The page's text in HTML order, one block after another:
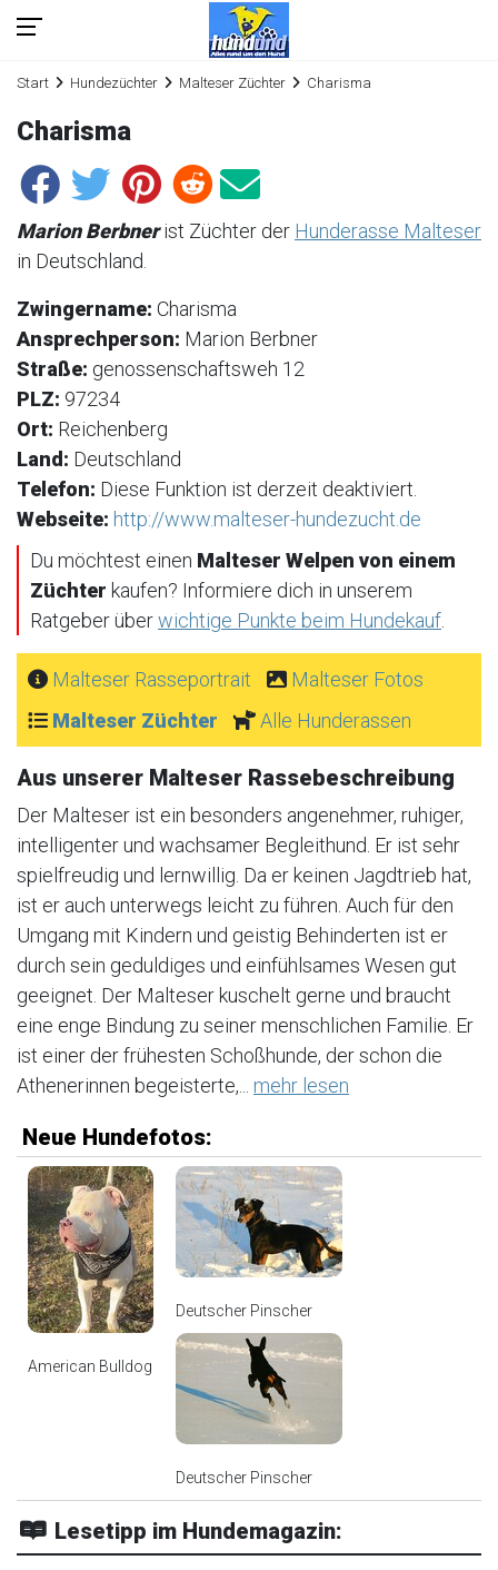
Start Hundezüchter Malteser Züchter Charisma
Charisma
Marion Berbnerist Züchter der Hunderasse Malteser
in Deutschland.
Zwingername: Charisma
Ansprechperson: Marion Berbner
Straße: genossenschaftsweh 12
PLZ: 97234
Ort: Reichenberg
Land: Deutschland
Telefon: Diese Funktion ist derzeit deaktiviert.
Webseite: http://www.malteser-hundezucht.de
Du möchtest einen Malteser Welpen von einem
Züchter kaufen? Informiere dich in unserem
Ratgeber überwichtige Punkte beim Hundekauf
Malteser Rasseportrait
Malteser Fotos
Malteser Züchter
Alle Hunderassen
Aus unserer Malteser Rassebeschreibung
Der Malteser ist ein besonders angenehmer, ruhiger,
intelligenter und wachsamer Begleithund. Er ist sehr
spielfreudig und lernwillig. Da er keinen Jagdtrieb hat,
ist er auch unterwegs leicht zu führen. Auch für den
Umgang mit Kindern und geistig Behinderten ist er
durch sein geduldiges und einfühlsames Wesen gut
geeignet. Der Malteser kuschelt gerne und braucht
eine enge Bindung zu seiner menschlichen Familie. Er
ist einer der frühesten Schoßhunde, der schon die
Athenerinnen begeisterte,... mehr lesen
Neue Hundefotos:
American Bulldog
Deutscher Pinscher
Deutscher Pinscher
Lesetipp im Hundemagazin: